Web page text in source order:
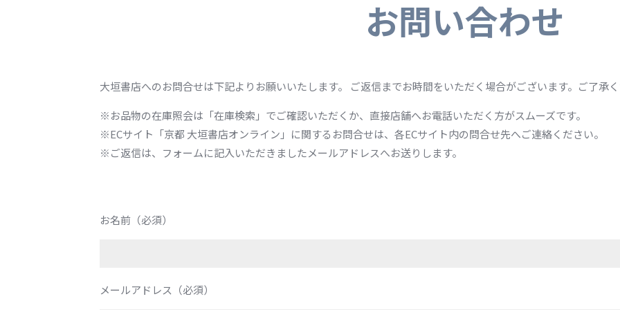
お問い合わせ
大垣書店へのお問合せは下記よりお願いいたします。 ご返信までお時間をいただく場合がございます。ご了承く
※お品物の在庫照会は「在庫検索」でご確認いただくか、直接店舗へお電話いただく方がスムーズです。
※ECサイト「京都 大垣書店オンライン」に関するお問合せは、各ECサイト内の問合せ先へご連絡ください。
※ご返信は、フォームに記入いただきましたメールアドレスへお送りします。
お名前（必須）
メールアドレス（必須）